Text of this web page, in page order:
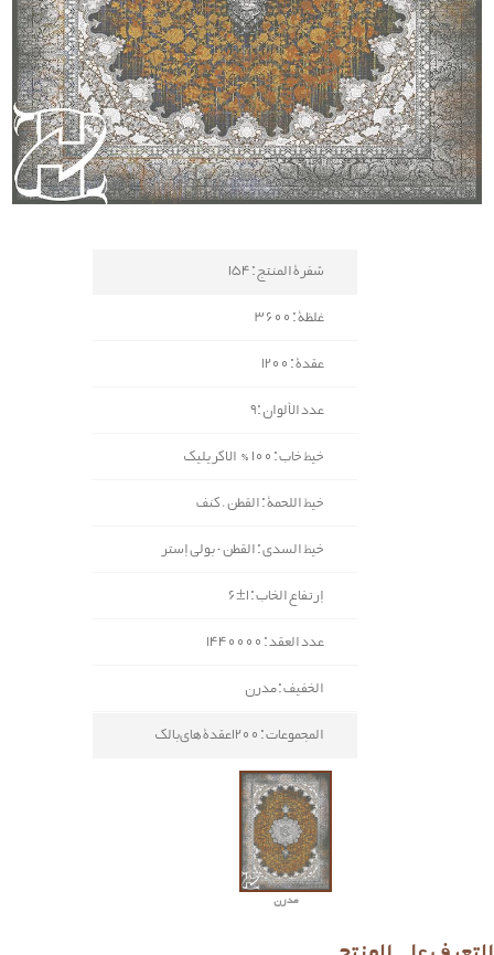
شفرة المنتج : 154
غلظة : 3600
عقدة : 1200
عدد الألوان : 9
خيط خاب : 100% الاكريليك
خيط اللحمة : القطن ، کنف
خيط السدی : القطن - بولي إستر
إرتفاع الخاب : 1±6
عدد العقد : 1440000
الخفيف : مدرن
المجموعات : 1200عقدة های‌بالک
مدرن